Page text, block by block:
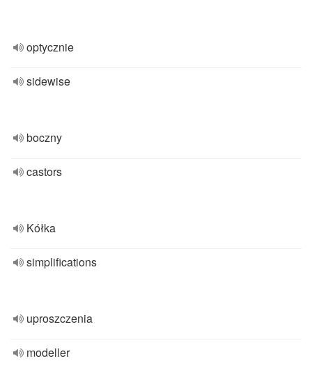
optycznie
sidewise
boczny
castors
Kółka
simplifications
uproszczenia
modeller